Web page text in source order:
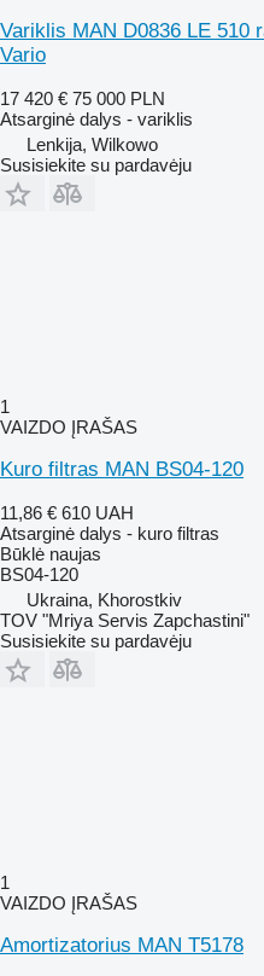
Variklis MAN D0836 LE 510
Vario
17 420 € 75 000 PLN
Atsarginė dalys - variklis
Lenkija, Wilkowo
Susisiekite su pardavėju
1
VAIZDO ĮRAŠAS
Kuro filtras MAN BS04-120
11,86 € 610 UAH
Atsarginė dalys - kuro filtras
Būklė naujas
BS04-120
Ukraina, Khorostkiv
TOV "Mriya Servis Zapchastini"
Susisiekite su pardavėju
1
VAIZDO ĮRAŠAS
Amortizatorius MAN T5178